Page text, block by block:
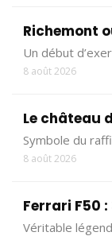
Richemont
Un début
8 août 2026
Le château
Symbole du
8 août 2026
Ferrari F50
Véritable